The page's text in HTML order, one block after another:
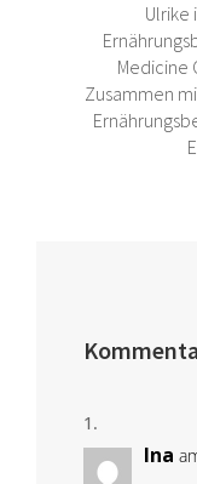
Ulrike
Medicine
Zusammen
Ina